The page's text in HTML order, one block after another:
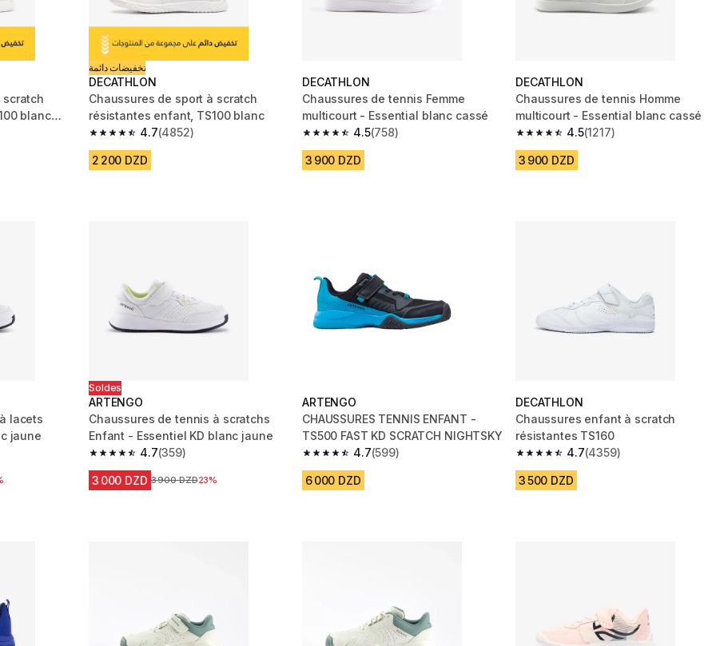
scratch
blanc
reviews
تخفيضات دائمة
DECATHLON
Chaussures de sport à scratch
résistantes enfant, TS100 blanc
4.7
4.7 out of 5 stars from 4852 reviews
(4852)
2 200 DZD
DECATHLON
Chaussures de tennis Femme
multicourt - Essential blanc cassé
4.5
4.5 out of 5 stars from 758 reviews
(758)
3 900 DZD
DECATHLON
Chaussures de tennis Homme
multicourt - Essential blanc cassé
4.5
4.5 out of 5 stars from 1217 reviews
(1217)
3 900 DZD
lacets
jaune
reviews
Soldes
ARTENGO
Chaussures de tennis à scratchs
Enfant - Essentiel KD blanc jaune
4.7
4.7 out of 5 stars from 359 reviews
(359)
3 000 DZD Prix avant la réduction
3 900 DZD23%
ARTENGO
CHAUSSURES TENNIS ENFANT -
TS500 FAST KD SCRATCH NIGHTSKY
4.7
4.7 out of 5 stars from 599 reviews
(599)
6 000 DZD
DECATHLON
Chaussures enfant à scratch
résistantes TS160
4.7
4.7 out of 5 stars from 4359 reviews
(4359)
3 500 DZD